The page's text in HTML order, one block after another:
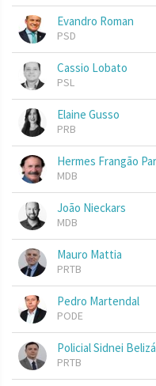
Evandro Roman
PSD
Cassio Lobato
PSL
Elaine Gusso
PRB
Hermes Frangão
MDB
João Nieckars
MDB
Mauro Mattia
PRTB
Pedro Martendal
PODE
Policial Sidnei
PRTB